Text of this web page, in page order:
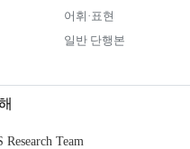
어휘·표현
일반 단행본
Team